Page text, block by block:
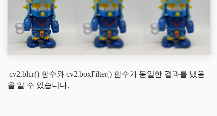
cv2.blur() 함수와 cv2.boxFilter() 함수가 동일한 결과를 냈음
을 알 수 있습니다.